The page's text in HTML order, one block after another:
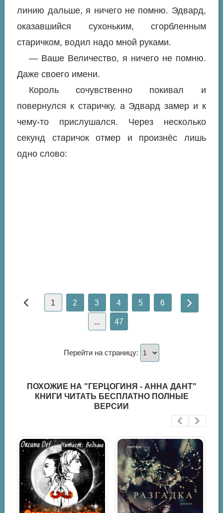
линию дальше, я ничего не помню. Эдвард,
оказавшийся сухоньким, сгорбленным
старичком, водил надо мной руками.
— Ваше Величество, я ничего не помню.
Даже своего имени.
Король сочувственно покивал и
повернулся к старичку, а Эдвард замер и к
чему-то прислушался. Через несколько
секунд старичок отмер и произнёс лишь
одно слово:
1 2 3 4 5 6
... 47
Перейти на страницу:
ПОХОЖИЕ НА "ГЕРЦОГИНЯ - АННА ДАНТ"
КНИГИ ЧИТАТЬ БЕСПЛАТНО ПОЛНЫЕ
ВЕРСИИ